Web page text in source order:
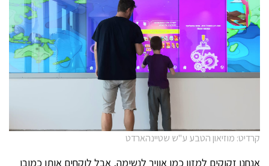
קרדיט: מוזיאון הטבע ע"ש שטיינהארדט
אנחנו זקוקים למזון כמו אוויר לנשימה, אבל לוקחים אותו כמובן